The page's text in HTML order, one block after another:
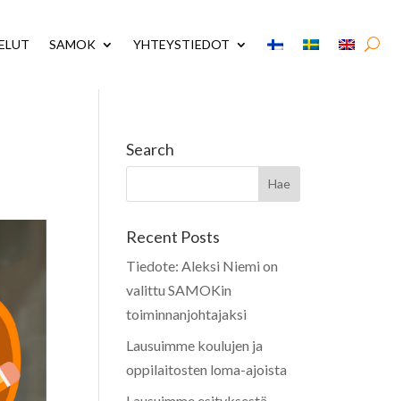
SAMOK YHTEYSTIEDOT
Search
Recent Posts
Tiedote: Aleksi Niemi on
valittu SAMOKin
toiminnanjohtajaksi
Lausuimme koulujen ja
oppilaitosten loma-ajoista